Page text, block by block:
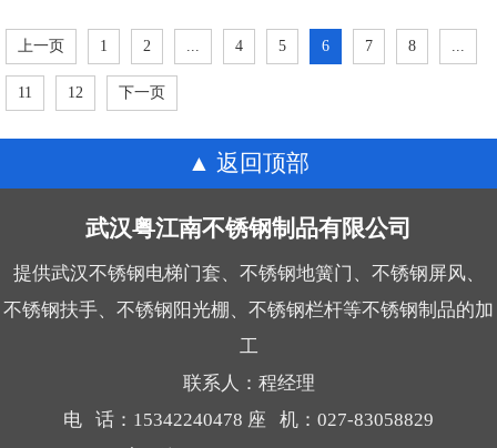
上一页 1 2 4 5 6 7 8
11 12 下一页
返回顶部
武汉粤江南不锈钢制品有限公司
提供武汉不锈钢电梯门套、不锈钢地簧门、不锈钢屏风、
不锈钢扶手、不锈钢阳光棚、不锈钢栏杆等不锈钢制品的加
工
联系人：程经理
电 话：15342240478 座 机：027-83058829